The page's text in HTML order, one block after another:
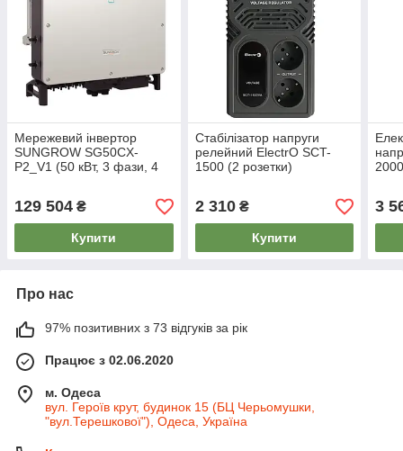
Мережевий інвертор
SUNGROW SG50CX-
P2_V1 (50 кВт, 3 фази, 4
129 504 ₴
Купити
Стабілізатор напруги
релейний ElectrO SCT-
1500 (2 розетки)
2 310₴
Купити
3
Про нас
97% позитивних з 73 відгуків за рік
Працює з 02.06.2020
м. Одеса
вул. Героїв крут, будинок 15 (БЦ Черьомушки,
"вул.Терешкової"), Одеса, Україна